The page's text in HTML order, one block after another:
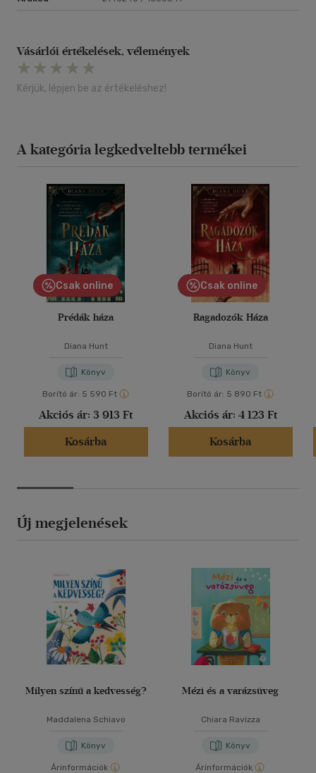
Vásárlói értékelések, vélemények
Kérjük, lépjen be az értékeléshez!
A kategória legkedveltebb termékei
Csak online
Prédák háza
Diana Hunt
Könyv
Borító ár: 5 590 Ft
Akciós ár: 3 913 Ft
Kosárba
Csak online
Ragadozók Háza
Diana Hunt
Könyv
Borító ár: 5 890 Ft
Akciós ár: 4 123 Ft
Kosárba
Új megjelenések
Milyen színű a kedvesség?
Maddalena Schiavo
Könyv
Árinformációk
Mézi és a varázsüveg
Chiara Ravizza
Könyv
Árinformációk